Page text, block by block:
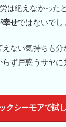
は絶えなかった
幸せではないでし
ない気持ちも
ず戸惑うサヤに
クシーモアで試